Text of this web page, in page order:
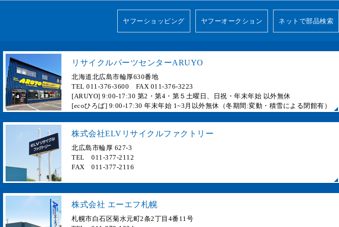
ヤフーショッピング ヤフーオークション ネットで部品検索
リサイクルパーツセンターARUYO
北海道北広島市輪厚630番地
TEL 011-376-3600 FAX 011-376-3223
[ARUYO] 9:00-17:30 第2・第4・第５土曜日、日祝・年末年始 以外無休
[ecoひろば] 9:00-17:30 年末年始 1~3月以外無休（冬期間:変動・積雪による閉館有）
株式会社ELVリサイクルファクトリー
北広島市輪厚 627-3
TEL 011-377-2112
FAX 011-377-2116
株式会社 エーエフ札幌
札幌市白石区菊水元町2条2丁目4番11号